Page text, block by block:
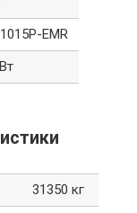
EMR
31350 кг